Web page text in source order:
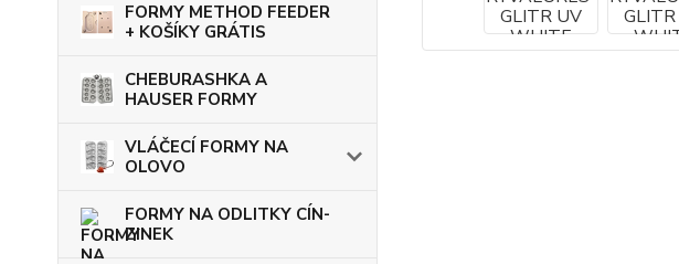
FORMY METHOD FEEDER
+ KOŠÍKY GRÁTIS
CHEBURASHKA A
HAUSER FORMY
VLÁČECÍ FORMY NA
OLOVO
FORMY NA ODLITKY CÍN-
ZINEK